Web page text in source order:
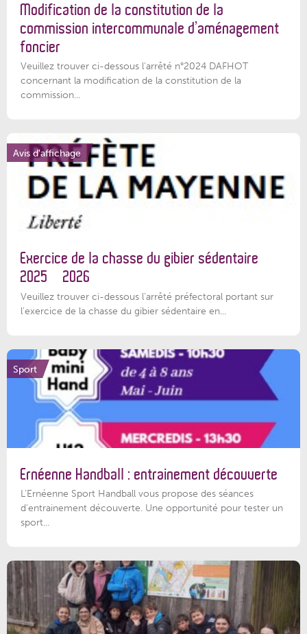
Modification de la constitution de la
commission intercommunale d’aménagement
foncier
Veuillez trouver ci-dessous l'arrêté n°2024 DAFHOT
concernant la modification de la constitution de la
commission...
Avis d'affichage
Exercice de la chasse du gibier sédentaire
2025 – 2026
Veuillez trouver ci-dessous l'arrêté préfectoral portant sur
l'exercice de la chasse du gibier sédentaire en...
Sport
Ernéenne Handball : entrainement découverte
L'Ernéenne Sport Handball vous propose des séances
d'entrainement découverte. Une opportunité pour tester un
sport...